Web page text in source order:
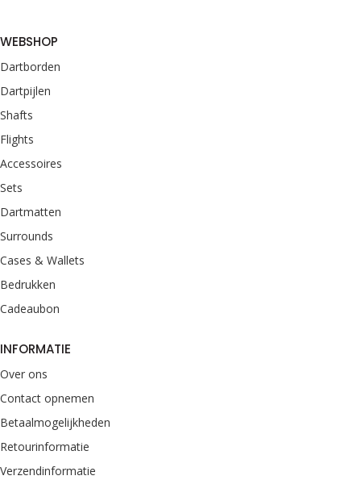
WEBSHOP
Dartborden
Dartpijlen
Shafts
Flights
Accessoires
Sets
Dartmatten
Surrounds
Cases & Wallets
Bedrukken
Cadeaubon
INFORMATIE
Over ons
Contact opnemen
Betaalmogelijkheden
Retourinformatie
Verzendinformatie